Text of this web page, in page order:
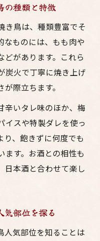
の種類と特徴
き鳥は、種類豊富でそ
なものには、もも肉や
どがあります。これら
炭火で丁寧に焼き上げ
際立ちます。
辛いタレ味のほか、梅
イスや特製ダレを使っ
り、飽きずに何度でも
ます。お酒との相性も
日本酒と合わせて楽し
気部位を探る
人気部位を知ることは